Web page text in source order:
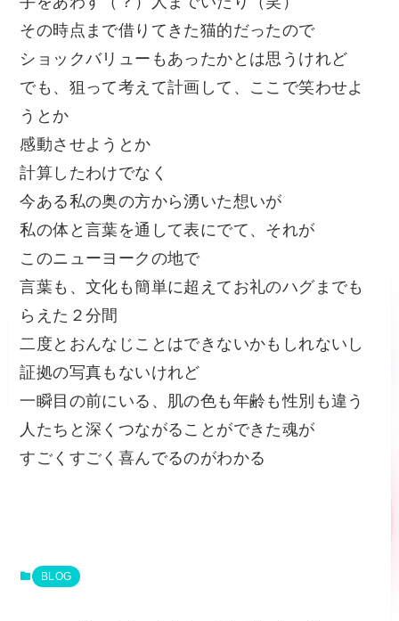
その時点まで借りてきた猫的だったので
ショックバリューもあったかとは思うけれど
でも、狙って考えて計画して、ここで笑わせよ
うとか
感動させようとか
計算したわけでなく
今ある私の奥の方から湧いた想いが
私の体と言葉を通して表にでて、それが
このニューヨークの地で
言葉も、文化も簡単に超えてお礼のハグまでも
らえた２分間
二度とおんなじことはできないかもしれないし
証拠の写真もないけれど
一瞬目の前にいる、肌の色も年齢も性別も違う
人たちと深くつながることができた魂が
すごくすごく喜んでるのがわかる
BLOG